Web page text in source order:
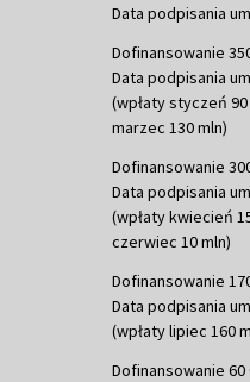
Data podpisania
Dofinansowanie
Data podpisania
(wpłaty styczeń
marzec 130 mln)
Dofinansowanie
Data podpisania
(wpłaty kwiecień
czerwiec 10 mln)
Dofinansowanie
Data podpisania
(wpłaty lipiec 160
Dofinansowanie 60